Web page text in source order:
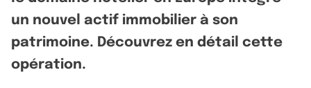
un nouvel actif immobilier à son
patrimoine. Découvrez en détail cette
opération.